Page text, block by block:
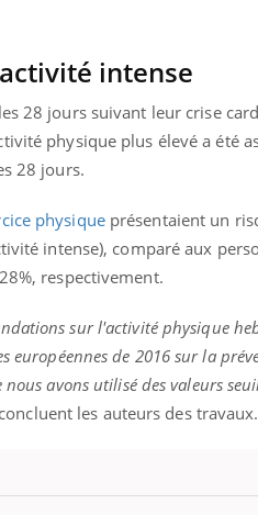
intense
28 jours suivant leur crise
physique plus élevé a été
28 jours.
physiqueprésentaient un
intense), comparé aux
respectivement.
sur l'activité physique
européennes de 2016 sur la
avons utilisé des valeurs
les auteurs des travaux.